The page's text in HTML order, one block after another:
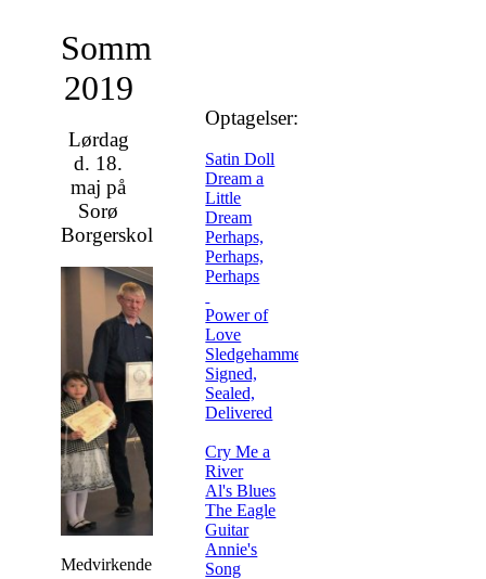
Sommerkoncert
2019
Lørdag
d. 18.
maj på
Sorø
Borgerskole
Medvirkende:
Optagelser:
Satin Doll
Dream a
Little
Dream
Perhaps,
Perhaps,
Perhaps
Power of
Love
Sledgehammer
Signed,
Sealed,
Delivered
Cry Me a
River
Al's Blues
The Eagle
Guitar
Annie's
Song